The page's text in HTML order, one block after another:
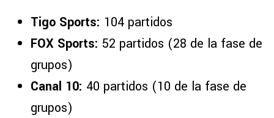
Tigo Sports: 104 partidos
FOX Sports: 52 partidos (28 de la fase de
grupos)
Canal 10: 40 partidos (10 de la fase de
grupos)